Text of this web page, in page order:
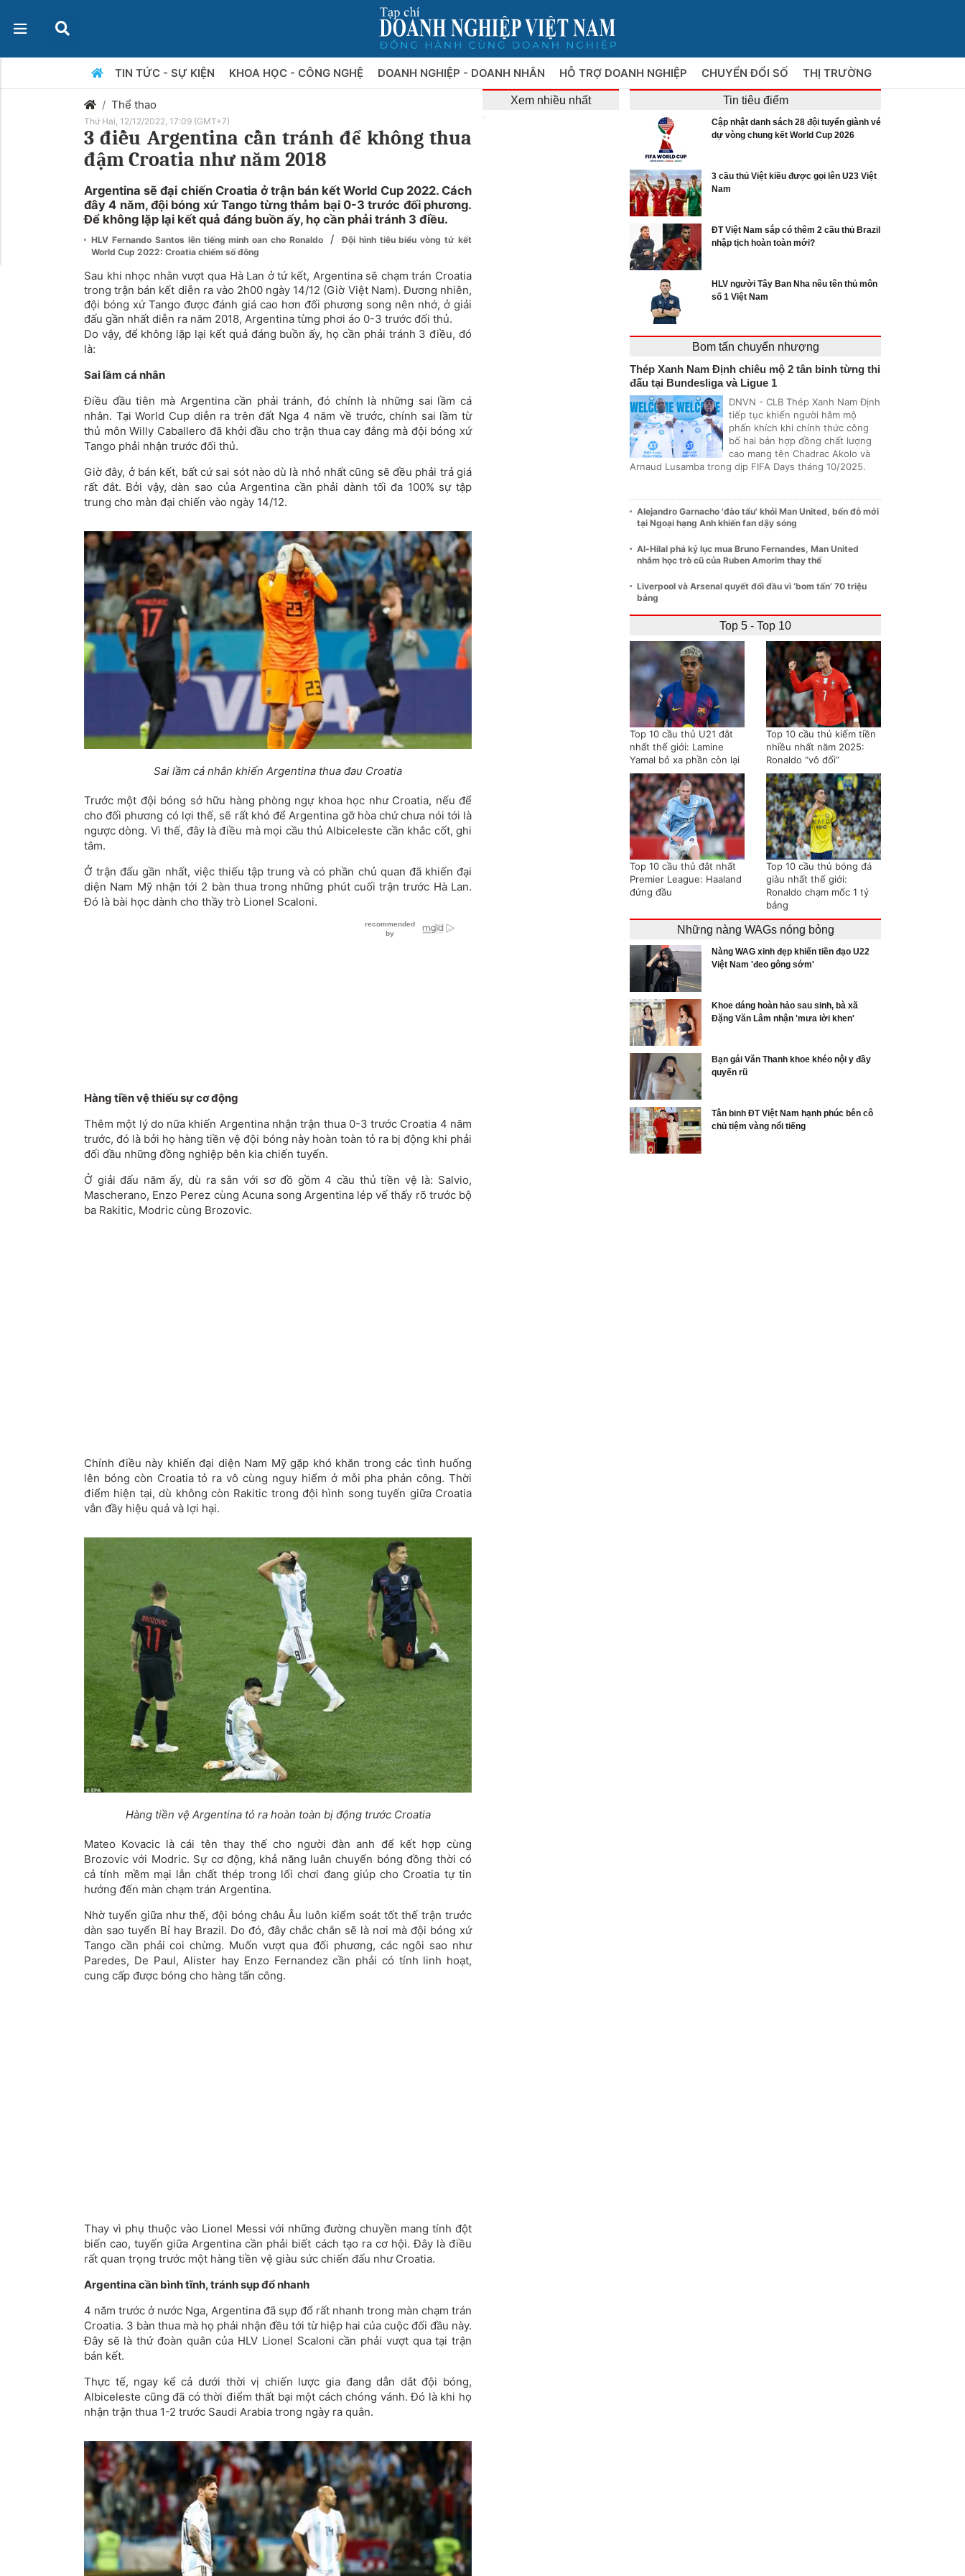
TIN TỨC - SỰ KIỆN KHOA HỌC - CÔNG NGHỆ DOANH NGHIỆP - DOANH NHÂN HỖ TRỢ DOANH NGHIỆP CHUYỂN ĐỔI SỐ THỊ TRƯỜNG
Thể thao
Thứ Hai, 12/12/2022, 17:09 (GMT+7)
3 điều Argentina cần tránh để không thua
đậm Croatia như năm 2018
Argentina sẽ đại chiến Croatia ở trận bán kết World Cup 2022. Cách
đây 4 năm, đội bóng xứ Tango từng thảm bại 0-3 trước đối phương.
Để không lặp lại kết quả đáng buồn ấy, họ cần phải tránh 3 điều.
HLV Fernando Santos lên tiếng minh oan cho Ronaldo /
Đội hình tiêu biểu vòng tứ kết
World Cup 2022: Croatia chiếm số đông
Sau khi nhọc nhằn vượt qua Hà Lan ở tứ kết, Argentina sẽ chạm trán Croatia
trong trận bán kết diễn ra vào 2h00 ngày 14/12 (Giờ Việt Nam). Đương nhiên,
đội bóng xứ Tango được đánh giá cao hơn đối phương song nên nhớ, ở giải
đấu gần nhất diễn ra năm 2018, Argentina từng phơi áo 0-3 trước đối thủ.
Do vậy, để không lặp lại kết quả đáng buồn ấy, họ cần phải tránh 3 điều, đó
là:
Sai lầm cá nhân
Điều đầu tiên mà Argentina cần phải tránh, đó chính là những sai lầm cá
nhân. Tại World Cup diễn ra trên đất Nga 4 năm về trước, chính sai lầm từ
thủ môn Willy Caballero đã khởi đầu cho trận thua cay đắng mà đội bóng xứ
Tango phải nhận trước đối thủ.
Giờ đây, ở bán kết, bất cứ sai sót nào dù là nhỏ nhất cũng sẽ đều phải trả giá
rất đắt. Bởi vậy, dàn sao của Argentina cần phải dành tối đa 100% sự tập
trung cho màn đại chiến vào ngày 14/12.
Sai lầm cá nhân khiến Argentina thua đau Croatia
Trước một đội bóng sở hữu hàng phòng ngự khoa học như Croatia, nếu để
cho đối phương có lợi thế, sẽ rất khó để Argentina gỡ hòa chứ chưa nói tới là
ngược dòng. Vì thế, đây là điều mà mọi cầu thủ Albiceleste cần khắc cốt, ghi
tâm.
Ở trận đấu gần nhất, việc thiếu tập trung và có phần chủ quan đã khiến đại
diện Nam Mỹ nhận tới 2 bàn thua trong những phút cuối trận trước Hà Lan.
Đó là bài học dành cho thầy trò Lionel Scaloni.
Hàng tiền vệ thiếu sự cơ động
Thêm một lý do nữa khiến Argentina nhận trận thua 0-3 trước Croatia 4 năm
trước, đó là bởi họ hàng tiền vệ đội bóng này hoàn toàn tỏ ra bị động khi phải
đối đầu những đồng nghiệp bên kia chiến tuyến.
Ở giải đấu năm ấy, dù ra sân với sơ đồ gồm 4 cầu thủ tiền vệ là: Salvio,
Mascherano, Enzo Perez cùng Acuna song Argentina lép vế thấy rõ trước bộ
ba Rakitic, Modric cùng Brozovic.
Chính điều này khiến đại diện Nam Mỹ gặp khó khăn trong các tình huống
lên bóng còn Croatia tỏ ra vô cùng nguy hiểm ở mỗi pha phản công. Thời
điểm hiện tại, dù không còn Rakitic trong đội hình song tuyến giữa Croatia
vẫn đầy hiệu quả và lợi hại.
Hàng tiền vệ Argentina tỏ ra hoàn toàn bị động trước Croatia
Mateo Kovacic là cái tên thay thế cho người đàn anh để kết hợp cùng
Brozovic với Modric. Sự cơ động, khả năng luân chuyển bóng đồng thời có
cả tính mềm mại lẫn chất thép trong lối chơi đang giúp cho Croatia tự tin
hướng đến màn chạm trán Argentina.
Nhờ tuyến giữa như thế, đội bóng châu Âu luôn kiểm soát tốt thế trận trước
dàn sao tuyển Bỉ hay Brazil. Do đó, đây chắc chắn sẽ là nơi mà đội bóng xứ
Tango cần phải coi chừng. Muốn vượt qua đối phương, các ngôi sao như
Paredes, De Paul, Alister hay Enzo Fernandez cần phải có tính linh hoạt,
cung cấp được bóng cho hàng tấn công.
Thay vì phụ thuộc vào Lionel Messi với những đường chuyền mang tính đột
biến cao, tuyến giữa Argentina cần phải biết cách tạo ra cơ hội. Đây là điều
rất quan trọng trước một hàng tiền vệ giàu sức chiến đấu như Croatia.
Argentina cần bình tĩnh, tránh sụp đổ nhanh
4 năm trước ở nước Nga, Argentina đã sụp đổ rất nhanh trong màn chạm trán
Croatia. 3 bàn thua mà họ phải nhận đều tới từ hiệp hai của cuộc đối đầu này.
Đây sẽ là thứ đoàn quân của HLV Lionel Scaloni cần phải vượt qua tại trận
bán kết.
Thực tế, ngay kể cả dưới thời vị chiến lược gia đang dẫn dắt đội bóng,
Albiceleste cũng đã có thời điểm thất bại một cách chóng vánh. Đó là khi họ
nhận trận thua 1-2 trước Saudi Arabia trong ngày ra quân.
Xem nhiều nhất Tin tiêu điểm
Cập nhật danh sách 28 đội tuyển giành vé
dự vòng chung kết World Cup 2026
3 cầu thủ Việt kiều được gọi lên U23 Việt
Nam
ĐT Việt Nam sắp có thêm 2 cầu thủ Brazil
nhập tịch hoàn toàn mới?
HLV người Tây Ban Nha nêu tên thủ môn
số 1 Việt Nam
Bom tấn chuyển nhượng
Thép Xanh Nam Định chiêu mộ 2 tân binh từng thi
đấu tại Bundesliga và Ligue 1
DNVN - CLB Thép Xanh Nam Định
tiếp tục khiến người hâm mộ
phấn khích khi chính thức công
bố hai bản hợp đồng chất lượng
cao mang tên Chadrac Akolo và
Arnaud Lusamba trong dịp FIFA Days tháng 10/2025.
Alejandro Garnacho 'đào tẩu' khỏi Man United, bến đỗ mới
tại Ngoại hạng Anh khiến fan dậy sóng
Al-Hilal phá kỷ lục mua Bruno Fernandes, Man United
nhắm học trò cũ của Ruben Amorim thay thế
Liverpool và Arsenal quyết đối đầu vì ‘bom tấn’ 70 triệu
bảng
Top 5 - Top 10
Top 10 cầu thủ U21 đắt
nhất thế giới: Lamine
Yamal bỏ xa phần còn lại
Top 10 cầu thủ kiếm tiền
nhiều nhất năm 2025:
Ronaldo “vô đối”
Top 10 cầu thủ đắt nhất
Premier League: Haaland
đứng đầu
Top 10 cầu thủ bóng đá
giàu nhất thế giới:
Ronaldo chạm mốc 1 tỷ
bảng
Những nàng WAGs nóng bỏng
Nàng WAG xinh đẹp khiến tiền đạo U22
Việt Nam 'đeo gông sớm'
Khoe dáng hoàn hảo sau sinh, bà xã
Đặng Văn Lâm nhận 'mưa lời khen'
Bạn gái Văn Thanh khoe khéo nội y đầy
quyến rũ
Tân binh ĐT Việt Nam hạnh phúc bên cô
chủ tiệm vàng nổi tiếng